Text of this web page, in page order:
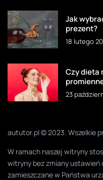
Jak
prezent?
18 lutego
Czy dieta
23
aututor.pl © 2023. Wszelkie
W ramach naszej witryny
witryny bez zmiany ustawień
zamieszczane w Państwa